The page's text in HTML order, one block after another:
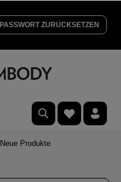
PASSWORT ZURÜCKSETZEN
Neue Produkte